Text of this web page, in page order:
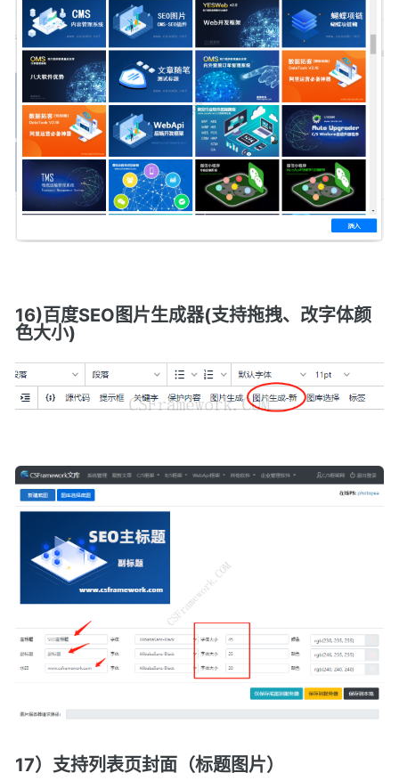
16)百度SEO图片生成器(支持拖拽、改字体颜
色大小)
17）支持列表页封面（标题图片）